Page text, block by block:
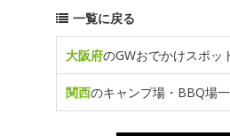
一覧に戻る
大阪府のGWおでかけスポッ
関西のキャンプ場・BBQ場